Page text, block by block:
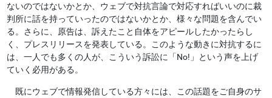
ないのではないかとか、ウェブで対抗言論で対応すればいいのに裁
判所に話を持っていったのではないかとか、様々な問題を含んでい
る。さらに、原告は、訴えたこと自体をアピールしたかったらし
く、プレスリリースを発表している。このような動きに対抗するに
は、一人でも多くの人が、こういう訴訟に「No!」という声を上げ
ていく必用がある。
既にウェブで情報発信している方々には、この話題をご自身のサ